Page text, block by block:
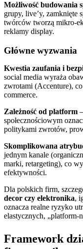
Możliwość budowania
grupy, live’y, zamknięte
twórców tworzą mikro-
reklamy display.
Główne wyzwania
Kwestia zaufania i
social media wyraża
zwrotami (Accenture),
commerce.
Zależność od platform
społecznościowym
politykami zwrotów,
Skomplikowana
jednym kanale
marki, retargeting), co
efektywności.
Dla polskich firm,
decor czy elektronika,
oznacza realne ryzyko
elastycznych, „platform-
Framework